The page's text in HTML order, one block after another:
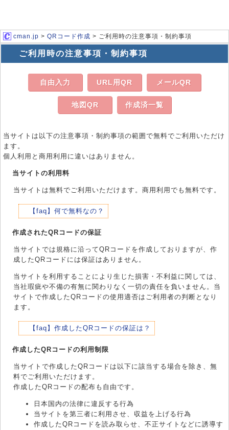
cman.jp > QRコード作成 > ご利用時の注意事項・制約事項
ご利用時の注意事項・制約事項
自由入力 URL用QR メールQR
地図QR 作成済一覧
当サイトは以下の注意事項・制約事項の範囲で無料でご利用いただけ
ます。
個人利用と商用利用に違いはありません。
当サイトの利用料
当サイトは無料でご利用いただけます。商用利用でも無料です。
【faq】何で無料なの？
作成されたQRコードの保証
当サイトでは規格に沿ってQRコードを作成しておりますが、作
成したQRコードには保証はありません。
当サイトを利用することにより生じた損害・不利益に関しては、
当社瑕疵や不備の有無に関わりなく一切の責任を負いません。当
サイトで作成したQRコードの使用適否はご利用者の判断となり
ます。
【faq】作成したQRコードの保証は？
作成したQRコードの利用制限
当サイトで作成したQRコードは以下に該当する場合を除き、無
料でご利用いただけます。
作成したQRコードの配布も自由です。
日本国内の法律に違反する行為
当サイトを第三者に利用させ、収益を上げる行為
作成したQRコードを読み取らせ、不正サイトなどに誘導す